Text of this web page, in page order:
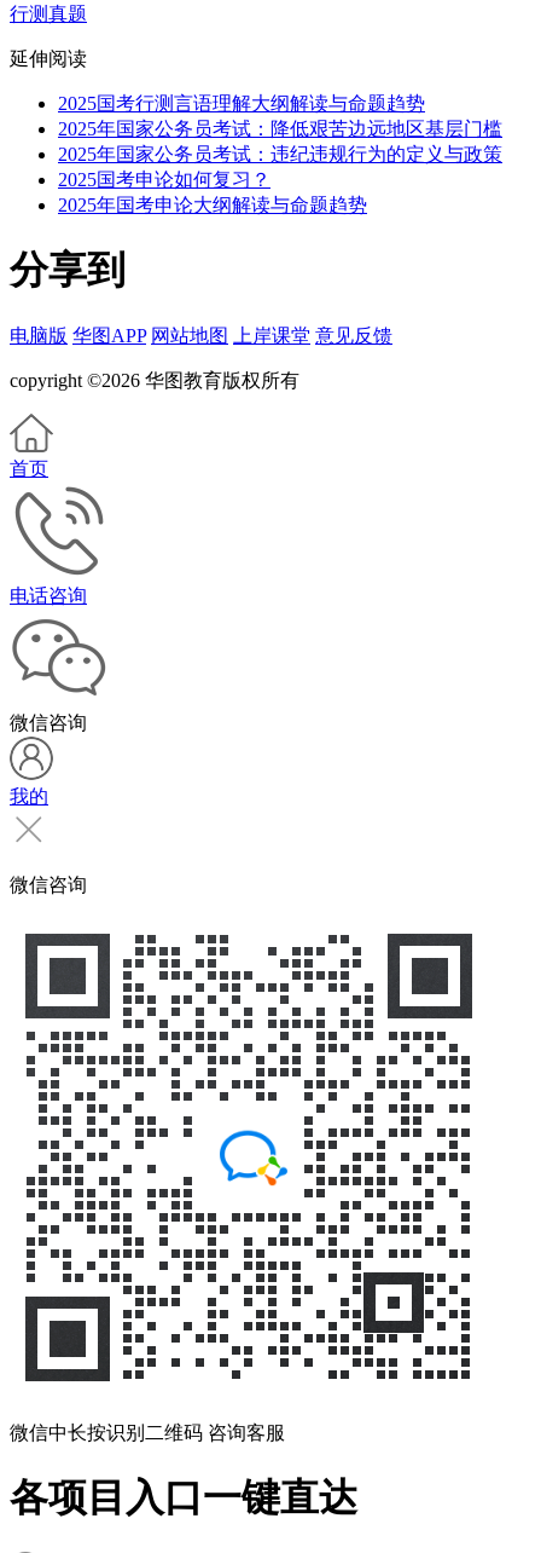
行测真题
延伸阅读
2025国考行测言语理解大纲解读与命题趋势
2025年国家公务员考试：降低艰苦边远地区基层门槛
2025年国家公务员考试：违纪违规行为的定义与政策
2025国考申论如何复习？
2025年国考申论大纲解读与命题趋势
分享到
电脑版 华图APP 网站地图 上岸课堂 意见反馈
copyright ©2026 华图教育版权所有
首页
电话咨询
微信咨询
我的
微信咨询
微信中长按识别二维码 咨询客服
各项目入口一键直达